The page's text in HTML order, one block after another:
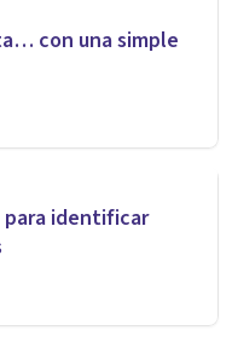
con una simple
para identificar